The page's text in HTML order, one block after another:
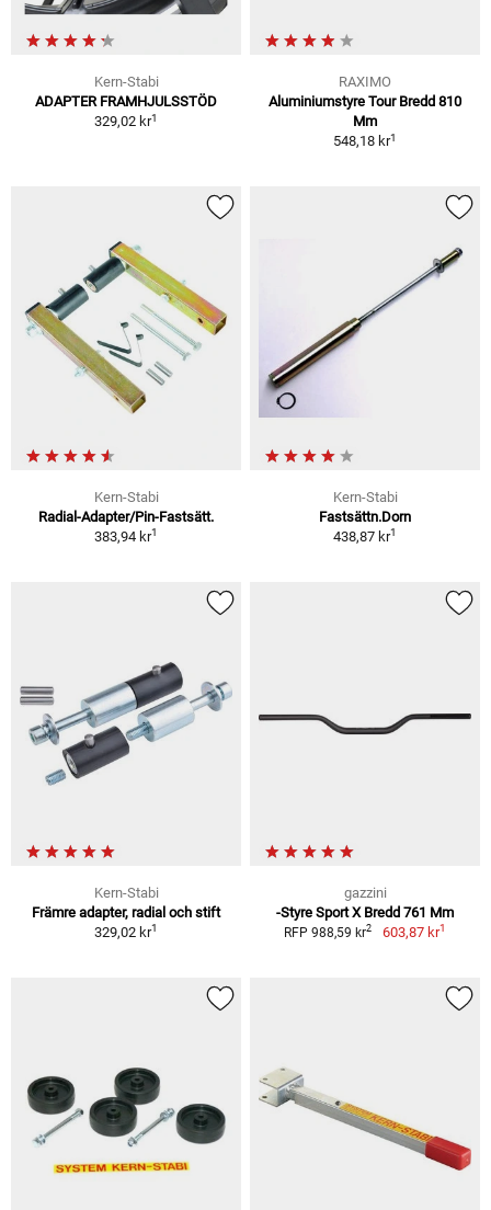
Kern-Stabi
ADAPTER FRAMHJULSSTÖD
329,02 kr1
RAXIMO
Aluminiumstyre Tour Bredd 810
Mm
548,18 kr1
Kern-Stabi
Radial-Adapter/Pin-Fastsätt.
383,94 kr1
Kern-Stabi
Fastsättn.Dorn
438,87 kr1
Kern-Stabi
Främre adapter, radial och stift
329,02 kr1
gazzini
-Styre Sport X Bredd 761 Mm
RFP 988,59 kr2 603,87 kr1